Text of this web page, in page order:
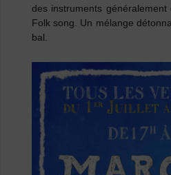
des instruments
Folk song. Un mélange
bal.